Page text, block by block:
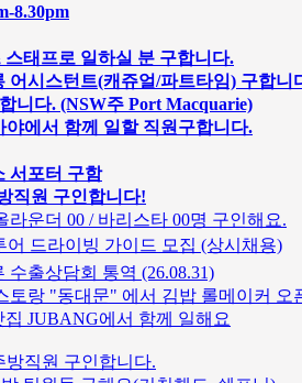
8.30pm
태프로 일하실 분 구합니다.
어시스턴트(캐쥬얼/파트타임) 구합니
니다. (NSW주 Port Macquarie)
에서 함께 일할 직원구합니다.
서포터 구함
직원 구인합니다!
라운더 00 / 바리스타 00명 구인해요.
어 드라이빙 가이드 모집 (상시채용)
출상담회 통역 (26.08.31)
랑 "동대문" 에서 김밥 롤메이커 오
JUBANG에서 함께 일해요
방직원 구인합니다.